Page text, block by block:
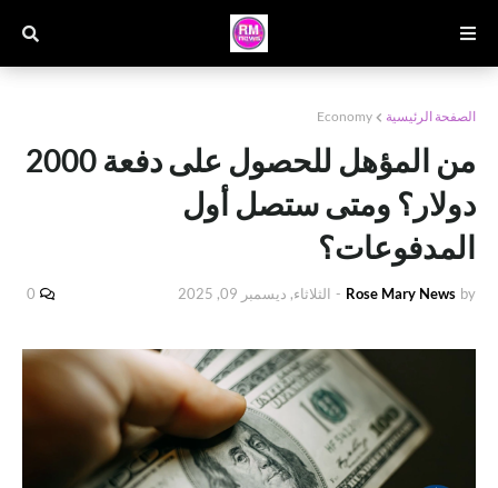
الصفحة الرئيسية Economy
من المؤهل للحصول على دفعة 2000
دولار؟ ومتى ستصل أول
المدفوعات؟
by
Rose Mary News
- الثلاثاء, ديسمبر 09, 2025 0